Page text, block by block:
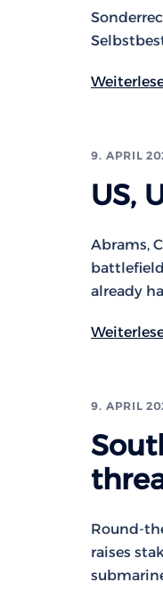
9. APRIL
US,
Abrams,
already
9. APRIL
Round-
raises